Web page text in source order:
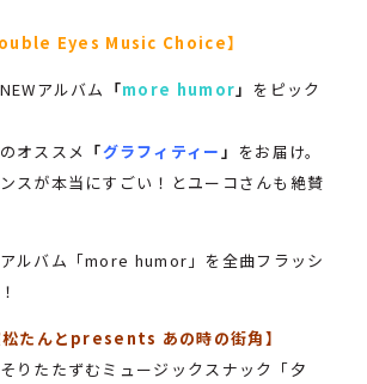
Eyes Music Choice】
アルバム 「more humor」 をピック
オススメ 「グラフィティー」 をお届け。
スが本当にすごい！とユーコさんも絶賛
ルバム「more humor」を全曲フラッシ
松たんとpresents あの時の街角】
りたたずむミュージックスナック「夕